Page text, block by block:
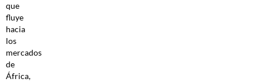
que
fluye
hacia
los
mercados
de
África,